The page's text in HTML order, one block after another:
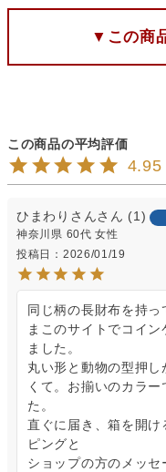
▼この商
4.95
ひまわりさん 1
神奈川県 60代 女性
投稿日
2026/01/19
同じ柄の長財布を持っ
まこのサイトでコイン
ました。
丸い形と動物の型押し
くて。お揃いのカラー
た。
直ぐに届き、箱を開け
ピングと
ショップの方のメッセ